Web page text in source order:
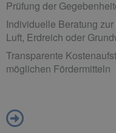
Prüfung der
Individuelle Beratung
Luft, Erdreich oder
Transparente
möglichen Fördermitteln